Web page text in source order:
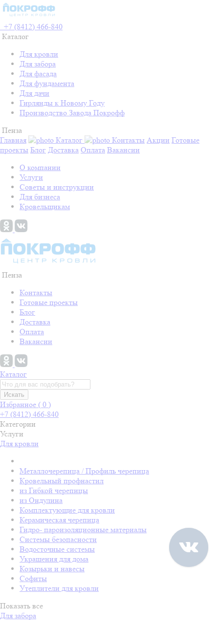
+7 (8412) 466-840
Каталог
Для кровли
Для забора
Для фасада
Для фундамента
Для дачи
Гирлянды к Новому Году
Производство Завода Покрофф
Пенза
Главная
Каталог Контакты Акции Готовые
проекты Блог Доставка Оплата Вакансии
О компании
Услуги
Советы и инструкции
Для бизнеса
Кровельщикам
Пенза
Контакты
Готовые проекты
Блог
Доставка
Оплата
Вакансии
Каталог
Искать
Избранное ( 0 )
+7 (8412) 466-840
Категории
Услуги
Для кровли
Металлочерепица / Профиль черепица
Кровельный профнастил
из Гибкой черепицы
из Ондулина
Комплектующие для кровли
Керамическая черепица
Гидро- пароизоляционные материалы
Системы безопасности
Водосточные системы
Украшения для дома
Козырьки и навесы
Софиты
Утеплители для кровли
Показать все
Для забора